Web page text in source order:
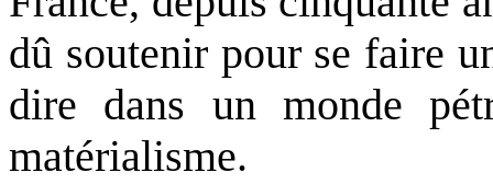
dû soutenir pour se faire
dire dans un monde
matérialisme.